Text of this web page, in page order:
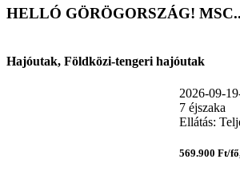
HELLÓ GÖRÖGORSZÁG!
Hajóutak, Földközi-tengeri hajóutak
2026-09-
7 éjszaka
Ellátás:
569.900 Ft/